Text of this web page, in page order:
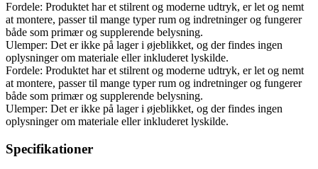
Fordele: Produktet har et stilrent og moderne udtryk, er let og nemt
at montere, passer til mange typer rum og indretninger og fungerer
både som primær og supplerende belysning.
Ulemper: Det er ikke på lager i øjeblikket, og der findes ingen
oplysninger om materiale eller inkluderet lyskilde.
Fordele: Produktet har et stilrent og moderne udtryk, er let og nemt
at montere, passer til mange typer rum og indretninger og fungerer
både som primær og supplerende belysning.
Ulemper: Det er ikke på lager i øjeblikket, og der findes ingen
oplysninger om materiale eller inkluderet lyskilde.
Specifikationer